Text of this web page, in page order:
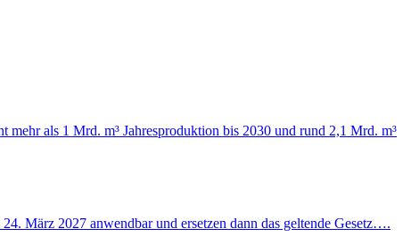
als 1 Mrd. m³ Jahresproduktion bis 2030 und rund 2,1 Mrd. m³
März 2027 anwendbar und ersetzen dann das geltende Gesetz….